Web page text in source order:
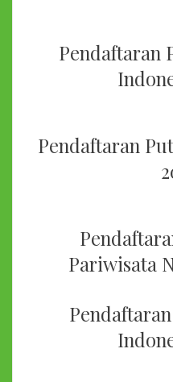
Pendaftaran
Pendaftaran
Pariwisata